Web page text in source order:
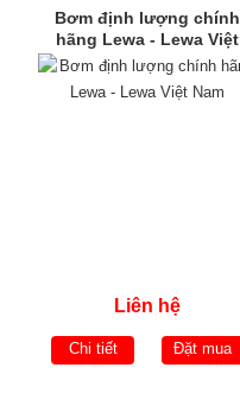
Bơm định lượng chính
hãng Lewa - Lewa Việt
Nam
Liên hệ
Chi tiết Đặt mua